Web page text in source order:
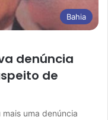
Bahia
denúncia
de
uma denúncia